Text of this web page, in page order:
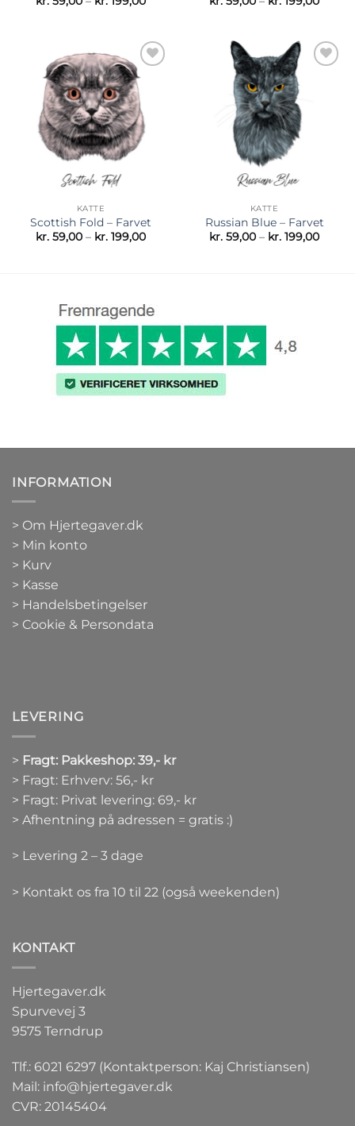
Tilføj til
ønskeliste
KATTE
Scottish Fold – Farvet
kr. 59,00 – kr. 199,00Prisinterval:
Tilføj til
ønskeliste
KATTE
Russian Blue – Farvet
kr. 59,00 – kr. 199,00
INFORMATION
> Om Hjertegaver.dk
> Min konto
> Kurv
> Kasse
> Handelsbetingelser
> Cookie & Persondata
LEVERING
> Fragt: Pakkeshop: 39,- kr
> Fragt: Erhverv: 56,- kr
> Fragt: Privat levering: 69,- kr
> Afhentning på adressen = gratis :)
> Levering 2 – 3 dage
> Kontakt os fra 10 til 22 (også weekenden)
KONTAKT
Hjertegaver.dk
Spurvevej 3
9575 Terndrup
Tlf.: 6021 6297 (Kontaktperson: Kaj Christiansen)
Mail: info@hjertegaver.dk
CVR: 20145404